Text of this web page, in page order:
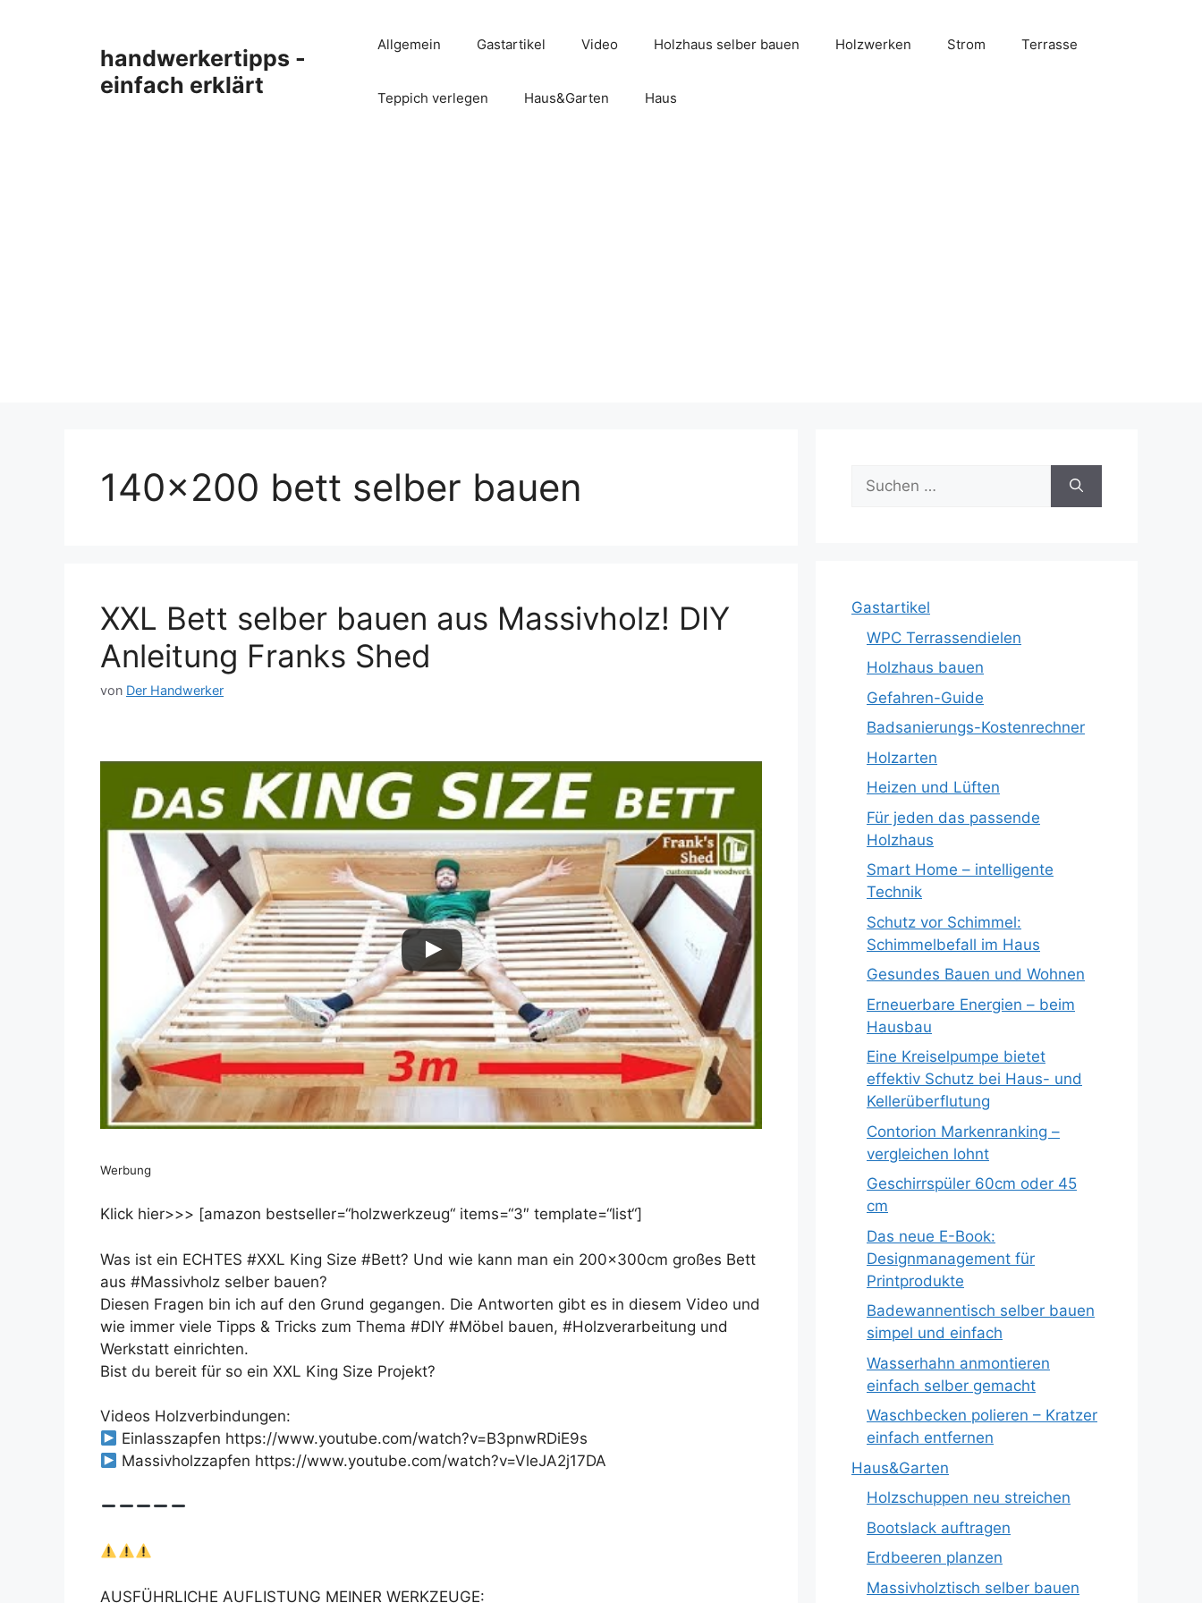
handwerkertipps -
einfach erklärt
Allgemein Gastartikel Video Holzhaus selber bauen Holzwerken Strom Terrasse
Teppich verlegen Haus&Garten Haus
140×200 bett selber bauen
XXL Bett selber bauen aus Massivholz! DIY
Anleitung Franks Shed
von Der Handwerker
Dieses Video auf YouTube ansehen
Werbung
Klick hier>>> [amazon bestseller=“holzwerkzeug“ items=“3″ template=“list“]
Was ist ein ECHTES #XXL King Size #Bett? Und wie kann man ein 200x300cm großes Bett
aus #Massivholz selber bauen?
Diesen Fragen bin ich auf den Grund gegangen. Die Antworten gibt es in diesem Video und
wie immer viele Tipps & Tricks zum Thema #DIY #Möbel bauen, #Holzverarbeitung und
Werkstatt einrichten.
Bist du bereit für so ein XXL King Size Projekt?
Videos Holzverbindungen:
Einlasszapfen https://www.youtube.com/watch?v=B3pnwRDiE9s
Massivholzzapfen https://www.youtube.com/watch?v=VleJA2j17DA
AUSFÜHRLICHE AUFLISTUNG MEINER WERKZEUGE:
Suche
nach:
Gastartikel
WPC Terrassendielen
Holzhaus bauen
Gefahren-Guide
Badsanierungs-Kostenrechner
Holzarten
Heizen und Lüften
Für jeden das passende
Holzhaus
Smart Home – intelligente
Technik
Schutz vor Schimmel:
Schimmelbefall im Haus
Gesundes Bauen und Wohnen
Erneuerbare Energien – beim
Hausbau
Eine Kreiselpumpe bietet
effektiv Schutz bei Haus- und
Kellerüberflutung
Contorion Markenranking –
vergleichen lohnt
Geschirrspüler 60cm oder 45
cm
Das neue E-Book:
Designmanagement für
Printprodukte
Badewannentisch selber bauen
simpel und einfach
Wasserhahn anmontieren
einfach selber gemacht
Waschbecken polieren – Kratzer
einfach entfernen
Haus&Garten
Holzschuppen neu streichen
Bootslack auftragen
Erdbeeren planzen
Massivholztisch selber bauen